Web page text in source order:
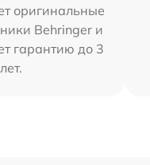
оригинальные
Behringer и
гарантию до 3
лет.